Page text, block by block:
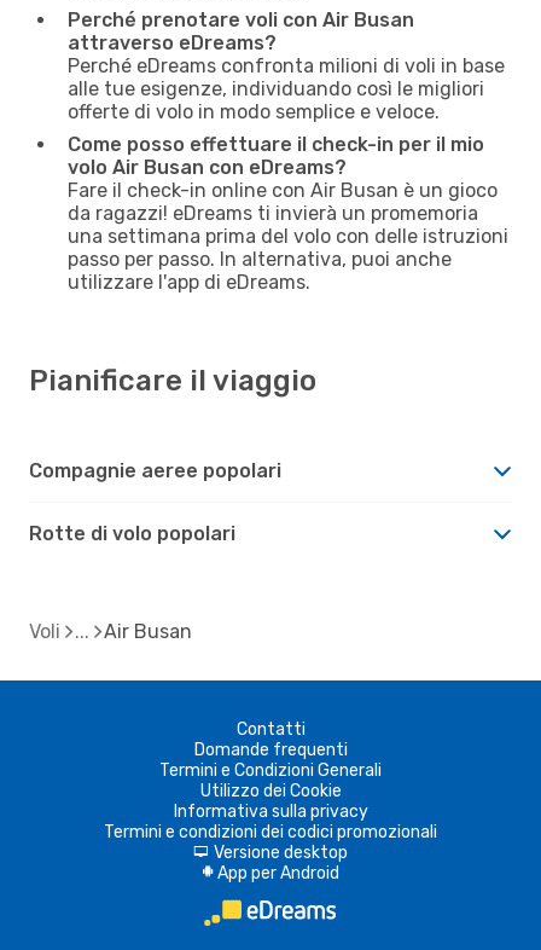
Perché prenotare voli con Air Busan
attraverso eDreams?
Perché eDreams confronta milioni di voli in base
alle tue esigenze, individuando così le migliori
offerte di volo in modo semplice e veloce.
Come posso effettuare il check-in per il mio
volo Air Busan con eDreams?
Fare il check-in online con Air Busan è un gioco
da ragazzi! eDreams ti invierà un promemoria
una settimana prima del volo con delle istruzioni
passo per passo. In alternativa, puoi anche
utilizzare l'app di eDreams.
Pianificare il viaggio
Compagnie aeree popolari
Rotte di volo popolari
Voli Air Busan
Contatti
Domande frequenti
Termini e Condizioni Generali
Utilizzo dei Cookie
Informativa sulla privacy
Termini e condizioni dei codici promozionali
d Versione desktop
A App per Android